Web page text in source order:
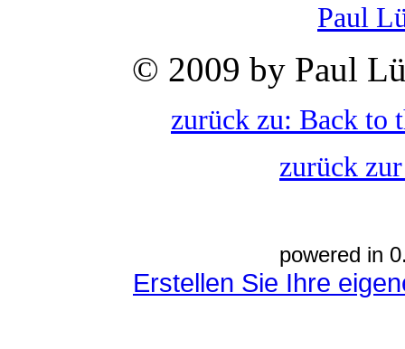
Paul
© 2009 by Paul
zurück zu: Back to
zurück
powered in
Erstellen Sie Ihre